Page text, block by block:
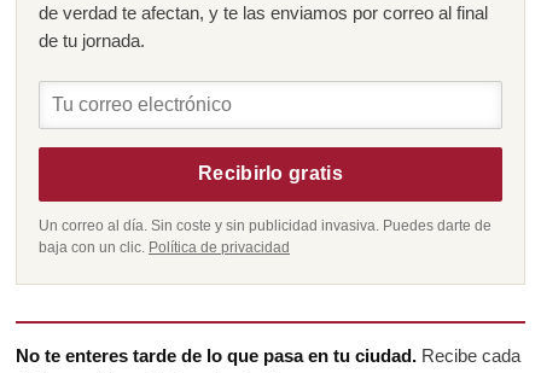
de verdad te afectan, y te las enviamos por correo al final
de tu jornada.
Recibirlo gratis
Un correo al día. Sin coste y sin publicidad invasiva. Puedes darte de
baja con un clic. Política de privacidad
No te enteres tarde de lo que pasa en tu ciudad. Recibe cada